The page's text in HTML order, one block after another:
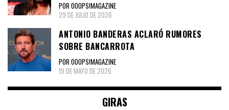
POR OOOPS!MAGAZINE
29 DE JULIO DE 2026
ANTONIO BANDERAS ACLARÓ RUMORES
SOBRE BANCARROTA
POR OOOPS!MAGAZINE
19 DE MAYO DE 2026
GIRAS